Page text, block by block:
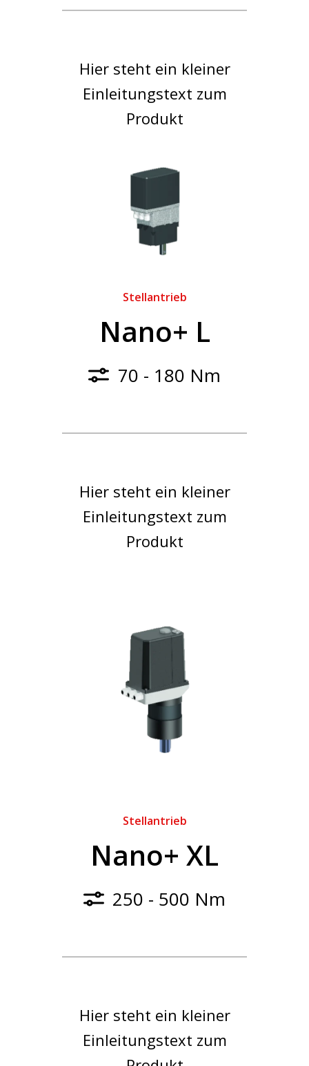
Hier steht ein kleiner
Einleitungstext zum
Produkt
Stellantrieb
Nano+ L
70 - 180 Nm
Hier steht ein kleiner
Einleitungstext zum
Produkt
Stellantrieb
Nano+ XL
250 - 500 Nm
Hier steht ein kleiner
Einleitungstext zum